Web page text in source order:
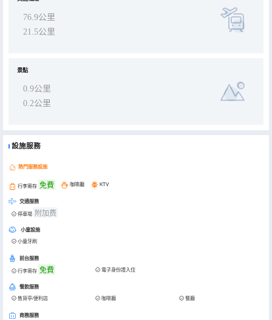
76.9公里
21.5公里
景點
0.9公里
0.2公里
設施服務
熱門服務設施
行李寄存 免費 咖啡廳 KTV
交通服務
停車場 附加费
小童設施
小童牙刷
前台服務
行李寄存 免費 電子身份證入住
餐飲服務
售貨亭/便利店 咖啡廳 餐廳
商務服務